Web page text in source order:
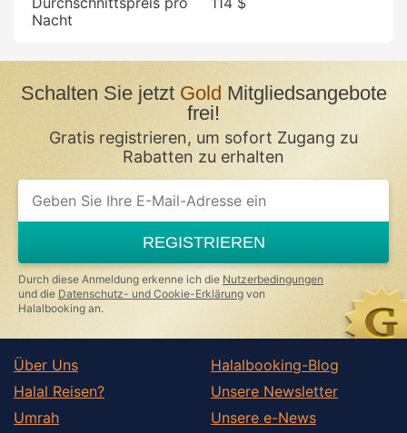
Nacht
Schalten Sie jetztGold Mitgliedsangebote
frei!
Gratis registrieren, um sofort Zugang zu
Rabatten zu erhalten
REGISTRIEREN
Durch diese Anmeldung erkenne ich die Nutzerbedingungen
und die Datenschutz- und Cookie-Erklärung von
Halalbooking an.
Über Uns
Halal Reisen?
Umrah
Halalbooking-Blog
Unsere Newsletter
Unsere e-News